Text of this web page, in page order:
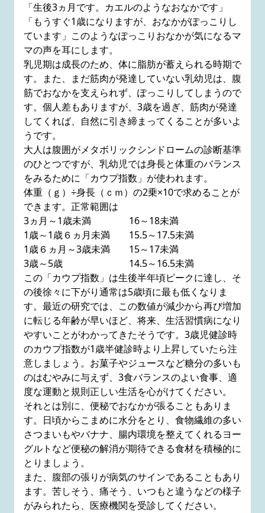
「生後3ヵ月です。カエルのようなおなかです」
「もうすぐ1歳になりますが、おなかがぽっこりし
ています」このようなぽっこりおなかが気になるマ
マの声を耳にします。
乳児期は成長のため、体に脂肪が蓄えられる時期で
す。また、まだ筋肉が発達していない乳幼児は、腹
筋でおなかを支えられず、ぽっこりしてしまうので
す。個人差もありますが、3歳を過ぎ、筋肉が発達
してくれば、自然に引き締まってくることが多いよ
うです。
大人は腹囲がメタボリックシンドロームの診断基準
のひとつですが、乳幼児では身長と体重のバランス
をみるために「カウプ指数」が使われます。
体重（ｇ）÷身長（ｃｍ）の2乗×10で求めることが
できます。正常範囲は
3ヵ月～1歳未満 16～18未満
1歳～1歳６ヵ月未満 15.5～17.5未満
1歳６ヵ月～3歳未満 15～17未満
3歳～5歳 14.5～16.5未満
この「カウプ指数」は生後半年頃ピークに達し、そ
の後徐々に下がり通常は5歳頃に最も低くなりま
す。最近の研究では、この数値が減少から再び増加
に転じる年齢が早いほど、将来、生活習慣病になり
やすいことがわかってきたそうです。3歳児健診時
のカウプ指数が1歳半健診時より上昇していたら注
意しましょう。お菓子やジュースなど糖分の多いも
のはむやみに与えず、3食バランスのよい食事、適
度な運動と規則正しい生活を心がけてください。
それとは別に、便秘でおなかが張ることもありま
す。日頃からこまめに水分をとり、食物繊維の多い
さつまいもやバナナ、腸内環境を整えてくれるヨー
グルトなど便秘の解消が期待できる食材を積極的に
とりましょう。
また、腹部の張りが病気のサインであることもあり
ます。苦しそう、痛そう、いつもと違うなどの様子
がみられたら、医療機関を受診してください。